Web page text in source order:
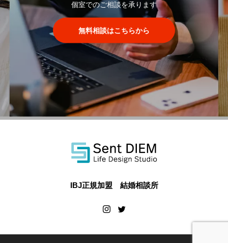
個室でのご相談を承ります
無料相談はこちらから
IBJ正規加盟 結婚相談所